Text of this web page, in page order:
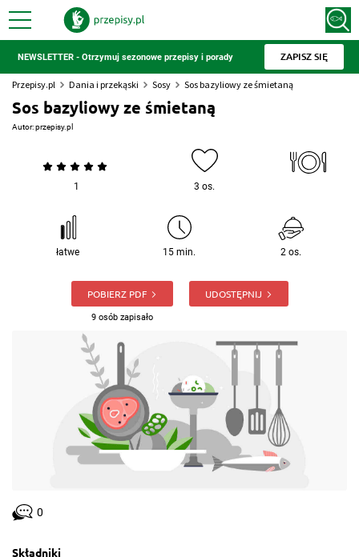
NEWSLETTER - Otrzymuj sezonowe przepisy i porady ZAPISZ SIĘ
Przepisy.pl Dania i przekąski Sosy Sos bazyliowy ze śmietaną
Sos bazyliowy ze śmietaną
Autor:przepisy.pl
1 3 os.
łatwe 15 min. 2 os.
POBIERZ PDF
9 osób zapisało
UDOSTĘPNIJ
0
Składniki